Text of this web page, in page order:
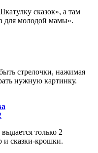
сказок», а там
для молодой мамы».
стрелочки, нажимая
нужную картинку.
только 2
и сказки-крошки.